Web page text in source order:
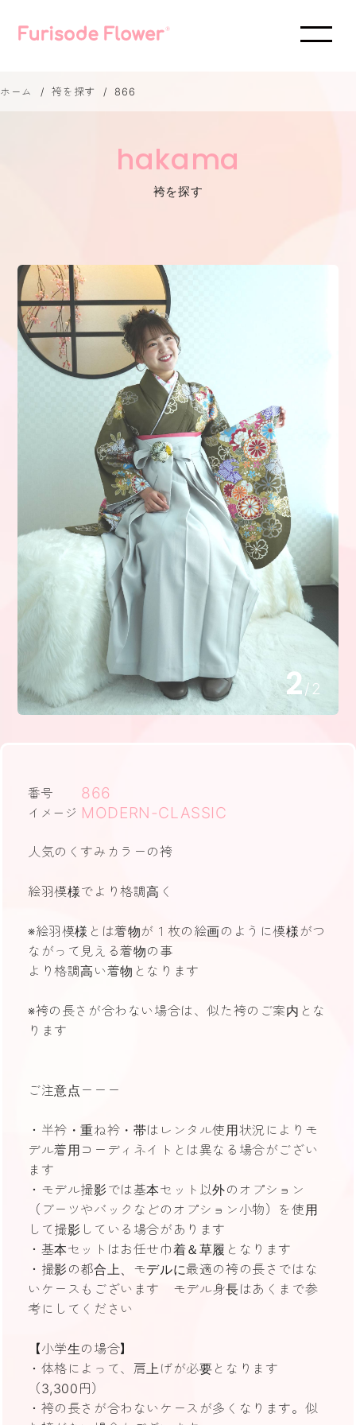
ホーム 袴を探す 866
hakama
袴を探す
1/ 2
番号 866
イメージ MODERN-CLASSIC
人気のくすみカラーの袴
絵羽模様でより格調高く
※絵羽模様とは着物が１枚の絵画のように模様がつ
ながって見える着物の事
より格調高い着物となります
※袴の長さが合わない場合は、似た袴のご案内とな
ります
ご注意点ーーー
・半衿・重ね衿・帯はレンタル使用状況によりモ
デル着用コーディネイトとは異なる場合がござい
ます
・モデル撮影では基本セット以外のオプション
（ブーツやバックなどのオプション小物）を使用
して撮影している場合があります
・基本セットはお任せ巾着＆草履となります
・撮影の都合上、モデルに最適の袴の長さではな
いケースもございます モデル身長はあくまで参
考にしてください
【小学生の場合】
・体格によって、肩上げが必要となります
（3,300円）
・袴の長さが合わないケースが多くなります。似